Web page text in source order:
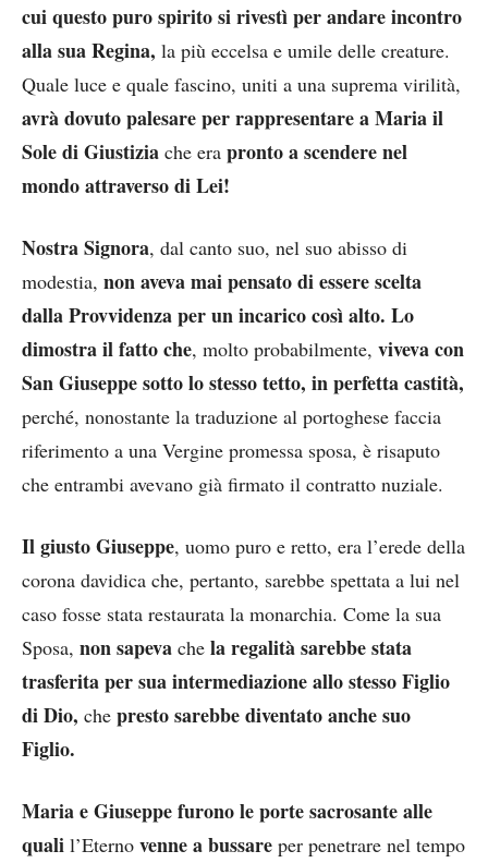
cui questo puro spirito si rivestì per andare incontro
alla sua Regina, la più eccelsa e umile delle creature.
Quale luce e quale fascino, uniti a una suprema virilità,
avrà dovuto palesare per rappresentare a Maria il
Sole di Giustizia che era pronto a scendere nel
mondo attraverso di Lei!
Nostra Signora, dal canto suo, nel suo abisso di
modestia, non aveva mai pensato di essere scelta
dalla Provvidenza per un incarico così alto. Lo
dimostra il fatto che, molto probabilmente, viveva con
San Giuseppe sotto lo stesso tetto, in perfetta castità,
perché, nonostante la traduzione al portoghese faccia
riferimento a una Vergine promessa sposa, è risaputo
che entrambi avevano già firmato il contratto nuziale.
Il giusto Giuseppe, uomo puro e retto, era l’erede della
corona davidica che, pertanto, sarebbe spettata a lui nel
caso fosse stata restaurata la monarchia. Come la sua
Sposa, non sapeva che la regalità sarebbe stata
trasferita per sua intermediazione allo stesso Figlio
di Dio, che presto sarebbe diventato anche suo
Figlio.
Maria e Giuseppe furono le porte sacrosante alle
quali l’Eterno venne a bussare per penetrare nel tempo